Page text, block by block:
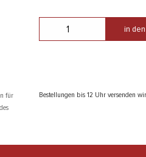
in
für
Bestellungen bis 12 Uhr versenden